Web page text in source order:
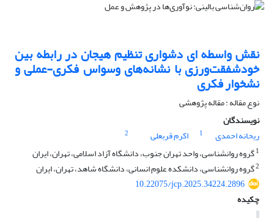
نقش واسطه ای دشواری تنظیم هیجان در رابطه بین
خودشفقت‌ورزی با نشانه‌های وسواس فکری-عملی و
نشخوار فکری
نوع مقاله : مقاله پژوهشی
نویسندگان
ریحانه احمدی
1 اکرم قربعلی
2
1گروه روانشناسی، واحد تهران جنوب، دانشگاه آزاد اسلامی، تهران، ایران
2گروه روانشناسی، دانشکده علوم انسانی، دانشگاه شاهد، تهران، ایران
10.22075/jcp.2025.34224.2896
چکیده